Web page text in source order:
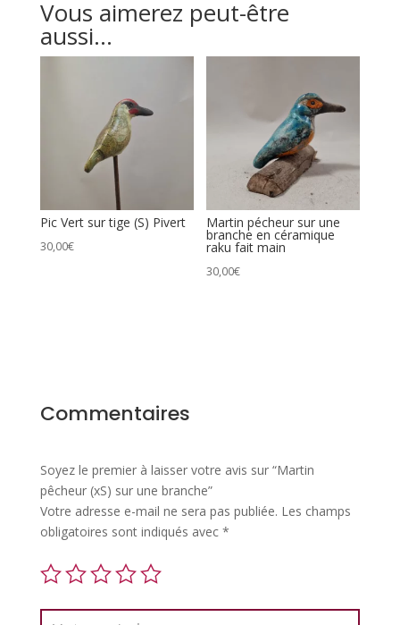
Vous aimerez peut-être
aussi…
Pic Vert sur tige (S) Pivert
30,00€
Martin pécheur sur une
branche en céramique
raku fait main
30,00€
Commentaires
Soyez le premier à laisser votre avis sur “Martin
pêcheur (xS) sur une branche”
Votre adresse e-mail ne sera pas publiée. Les champs
obligatoires sont indiqués avec *